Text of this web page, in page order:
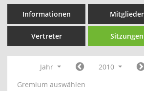
Informationen Mitglieder
Vertreter Sitzungen
Jahr
2010
Gremium auswählen